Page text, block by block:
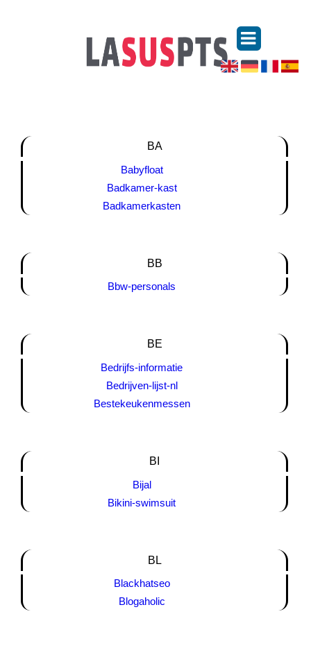
BA
Babyfloat
Badkamer-kast
Badkamerkasten
BB
Bbw-personals
BE
Bedrijfs-informatie
Bedrijven-lijst-nl
Bestekeukenmessen
BI
Bijal
Bikini-swimsuit
BL
Blackhatseo
Blogaholic